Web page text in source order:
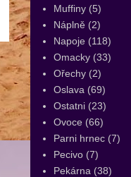
Muffiny (5)
Náplně (2)
Napoje (118)
Omacky (33)
Ořechy (2)
Oslava (69)
Ostatni (23)
Ovoce (66)
Parni hrnec (7)
Pecivo (7)
Pekárna (38)